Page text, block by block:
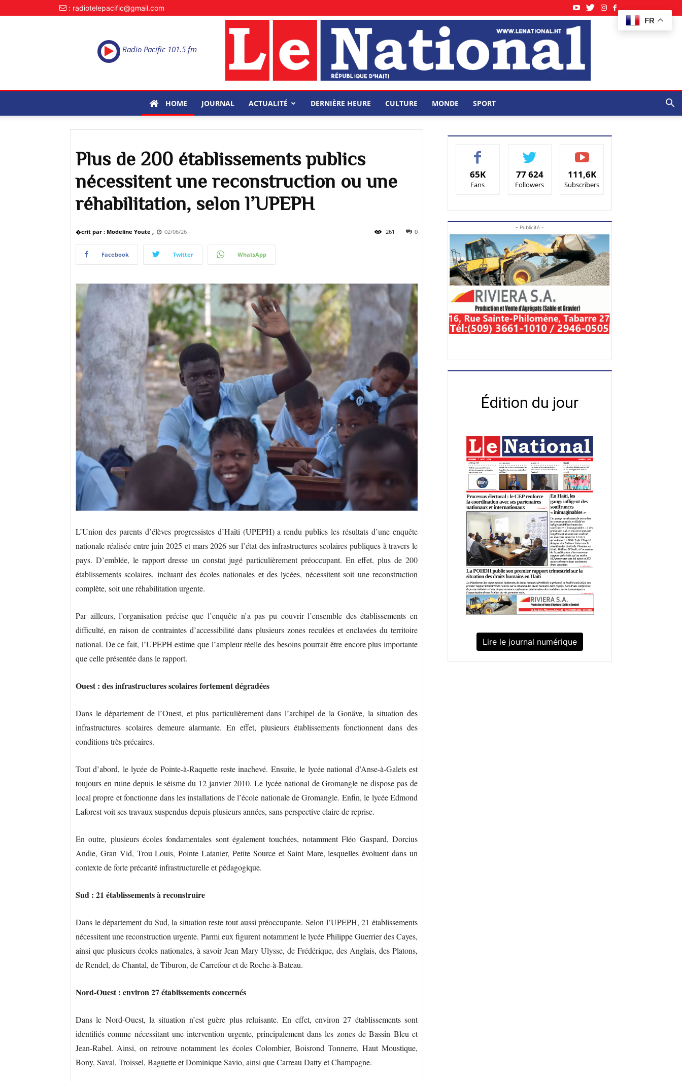
FR
: radiotelepacific@gmail.com
Radio Pacific 101.5 fm
HOME JOURNAL ACTUALITÉ DERNIÈRE HEURE CULTURE MONDE SPORT
Plus de 200 établissements publics
nécessitent une reconstruction ou une
réhabilitation, selon l’UPEPH
�crit par : Modeline Youte , 02/06/26 0
261
Facebook Twitter WhatsApp
L’Union des parents d’élèves progressistes d’Haïti (UPEPH) a rendu publics les résultats d’une enquête
nationale réalisée entre juin 2025 et mars 2026 sur l’état des infrastructures scolaires publiques à travers le
pays. D’emblée, le rapport dresse un constat jugé particulièrement préoccupant. En effet, plus de 200
établissements scolaires, incluant des écoles nationales et des lycées, nécessitent soit une reconstruction
complète, soit une réhabilitation urgente.
Par ailleurs, l’organisation précise que l’enquête n’a pas pu couvrir l’ensemble des établissements en
difficulté, en raison de contraintes d’accessibilité dans plusieurs zones reculées et enclavées du territoire
national. De ce fait, l’UPEPH estime que l’ampleur réelle des besoins pourrait être encore plus importante
que celle présentée dans le rapport.
Ouest : des infrastructures scolaires fortement dégradées
Dans le département de l’Ouest, et plus particulièrement dans l’archipel de la Gonâve, la situation des
infrastructures scolaires demeure alarmante. En effet, plusieurs établissements fonctionnent dans des
conditions très précaires.
Tout d’abord, le lycée de Pointe-à-Raquette reste inachevé. Ensuite, le lycée national d’Anse-à-Galets est
toujours en ruine depuis le séisme du 12 janvier 2010. Le lycée national de Gromangle ne dispose pas de
local propre et fonctionne dans les installations de l’école nationale de Gromangle. Enfin, le lycée Edmond
Laforest voit ses travaux suspendus depuis plusieurs années, sans perspective claire de reprise.
En outre, plusieurs écoles fondamentales sont également touchées, notamment Fléo Gaspard, Dorcius
Andie, Gran Vid, Trou Louis, Pointe Latanier, Petite Source et Saint Mare, lesquelles évoluent dans un
contexte de forte précarité infrastructurelle et pédagogique.
Sud : 21 établissements à reconstruire
Dans le département du Sud, la situation reste tout aussi préoccupante. Selon l’UPEPH, 21 établissements
nécessitent une reconstruction urgente. Parmi eux figurent notamment le lycée Philippe Guerrier des Cayes,
ainsi que plusieurs écoles nationales, à savoir Jean Mary Ulysse, de Frédérique, des Anglais, des Platons,
de Rendel, de Chantal, de Tiburon, de Carrefour et de Roche-à-Bateau.
Nord-Ouest : environ 27 établissements concernés
Dans le Nord-Ouest, la situation n’est guère plus reluisante. En effet, environ 27 établissements sont
identifiés comme nécessitant une intervention urgente, principalement dans les zones de Bassin Bleu et
Jean-Rabel. Ainsi, on retrouve notamment les écoles Colombier, Boisrond Tonnerre, Haut Moustique,
Bony, Saval, Troissel, Baguette et Dominique Savio, ainsi que Carreau Datty et Champagne.
65K
Fans
77 624
Followers
111,6K
Subscribers
- Publicité -
Édition du jour
Lire le journal numérique